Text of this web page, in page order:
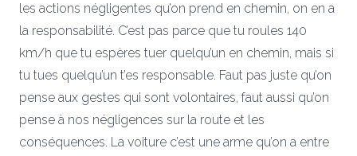
les actions négligentes qu’on prend en chemin, on en a
la responsabilité. C’est pas parce que tu roules 140
km/h que tu espères tuer quelqu’un en chemin, mais si
tu tues quelqu’un t’es responsable. Faut pas juste qu’on
pense aux gestes qui sont volontaires, faut aussi qu’on
pense à nos négligences sur la route et les
conséquences. La voiture c’est une arme qu’on a entre